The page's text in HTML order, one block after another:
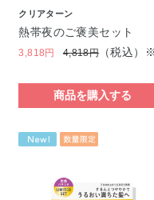
クリアターン
熱帯夜のご褒美セット
3,818円 4,818円 （税込）※
商品を購入する